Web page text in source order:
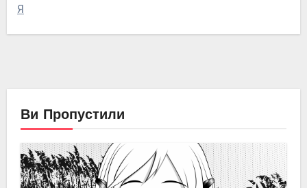
Я
Ви Пропустили